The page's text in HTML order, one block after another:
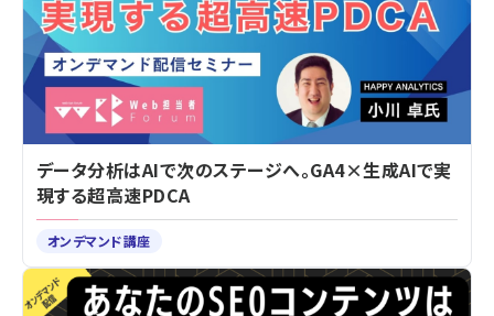
データ分析はAIで次のステージへ。GA4×生成AIで実
現する超高速PDCA
オンデマンド講座